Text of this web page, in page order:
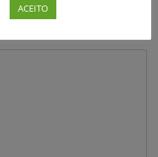
ACEITO